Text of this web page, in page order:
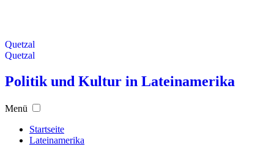
Quetzal
Quetzal
Politik und Kultur in Lateinamerika
Menü
Startseite
Lateinamerika